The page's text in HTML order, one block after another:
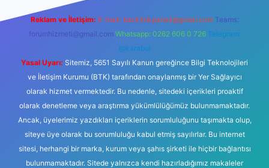
Reklam ve İletişim: E-mail: backlinkpaneli@gmail.com Teams:
forumhizmeti@gmail.com Whatsapp: 0262 606 0 726 Telegram:
@karabul
Yasal Uyarı: Sitemiz, 5651 Sayılı Kanun gereğince Bilgi Teknolojileri
ve İletişim Kurumu (BTK) tarafından onaylanmış bir Yer Sağlayıcı
olarak hizmet vermektedir. Bu nedenle, sitedeki içerikleri proaktif
olarak denetleme veya araştırma yükümlülüğümüz bulunmamaktadır.
Ancak, üyelerimiz yazdıkları içeriklerin sorumluluğunu taşımakta olup,
siteye üye olarak bu sorumluluğu kabul etmiş sayılırlar. Bu internet
sitesi, herhangi bir marka, kurum veya şahıs şirketi ile hiçbir bağlantısı
bulunmamaktadır. Sitede yalnızca kendi hazırladığımız makaleler